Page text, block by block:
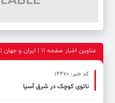
عناوین اخبار صفحه ۱۱ | ایران و جهان | چهارشنبه 1 شه‍ 1402
کد خبر: 14470
ناتوی کوچک در شرق آسیا